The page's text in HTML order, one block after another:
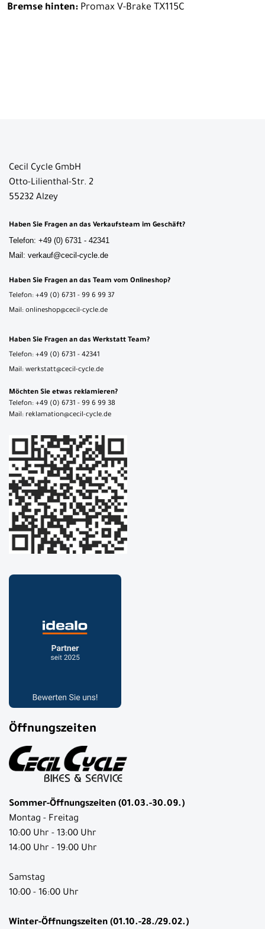
Bremse hinten: Promax V-Brake TX115C
Cecil Cycle GmbH
Otto-Lilienthal-Str. 2
55232 Alzey
Haben Sie Fragen an das Verkaufsteam im Geschäft?
Telefon: +49 (0) 6731 - 42341
Mail: verkauf@cecil-cycle.de
Haben Sie Fragen an das Team vom Onlineshop?
Telefon: +49 (0) 6731 - 99 6 99 37
Mail: onlineshop@cecil-cycle.de
Haben Sie Fragen an das Werkstatt Team?
Telefon: +49 (0) 6731 - 42341
Mail: werkstatt@cecil-cycle.de
Möchten Sie etwas reklamieren?
Telefon: +49 (0) 6731 - 99 6 99 38
Mail: reklamation@cecil-cycle.de
Öffnungszeiten
Sommer-Öffnungszeiten (01.03.-30.09.)
Montag - Freitag
10:00 Uhr - 13:00 Uhr
14:00 Uhr - 19:00 Uhr
Samstag
10:00 - 16:00 Uhr
Winter-Öffnungszeiten (01.10.-28./29.02.)